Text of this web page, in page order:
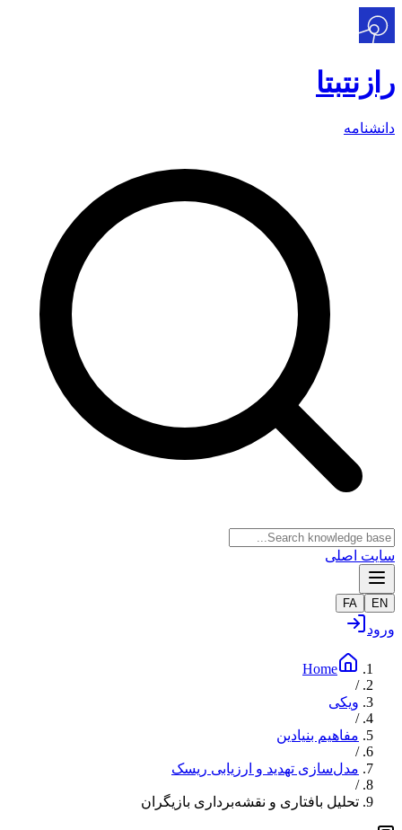
رازنتبتا
دانشنامه
سایت اصلی
EN
FA
ورود
Home
/
ویکی
/
مفاهیم بنیادین
/
مدل‌سازی تهدید و ارزیابی ریسک
/
تحلیل بافتاری و نقشه‌برداری بازیگران